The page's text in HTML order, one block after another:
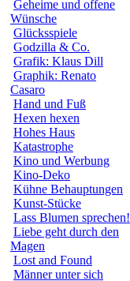
Geheime und offene
Wünsche
Glücksspiele
Godzilla & Co.
Grafik: Klaus Dill
Graphik: Renato
Casaro
Hand und Fuß
Hexen hexen
Hohes Haus
Katastrophe
Kino und Werbung
Kino-Deko
Kühne Behauptungen
Kunst-Stücke
Lass Blumen sprechen!
Liebe geht durch den
Magen
Lost and Found
Männer unter sich